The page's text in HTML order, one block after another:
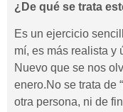
¿De qué se trata
Es un ejercicio
mí, es más realista y
Nuevo que se nos
enero.No se trata de
otra persona, ni de